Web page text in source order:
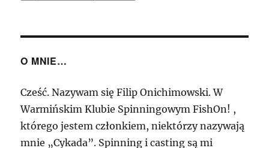
O MNIE…
Cześć. Nazywam się Filip Onichimowski. W
Warmińskim Klubie Spinningowym FishOn! ,
którego jestem członkiem, niektórzy nazywają
mnie „Cykada”. Spinning i casting są mi